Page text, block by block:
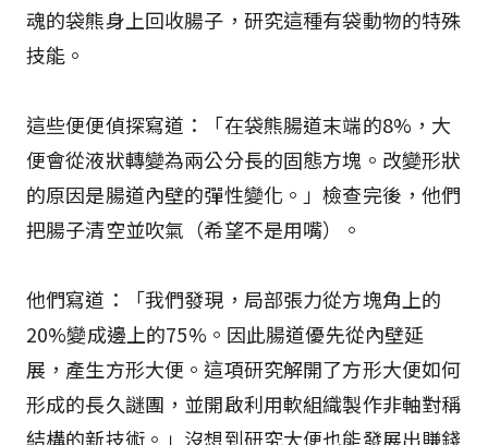
魂的袋熊身上回收腸子，研究這種有袋動物的特殊
技能。
這些便便偵探寫道：「在袋熊腸道末端的8%，大
便會從液狀轉變為兩公分長的固態方塊。改變形狀
的原因是腸道內壁的彈性變化。」檢查完後，他們
把腸子清空並吹氣（希望不是用嘴）。
他們寫道：「我們發現，局部張力從方塊角上的
20%變成邊上的75%。因此腸道優先從內壁延
展，產生方形大便。這項研究解開了方形大便如何
形成的長久謎團，並開啟利用軟組織製作非軸對稱
結構的新技術。」沒想到研究大便也能發展出賺錢